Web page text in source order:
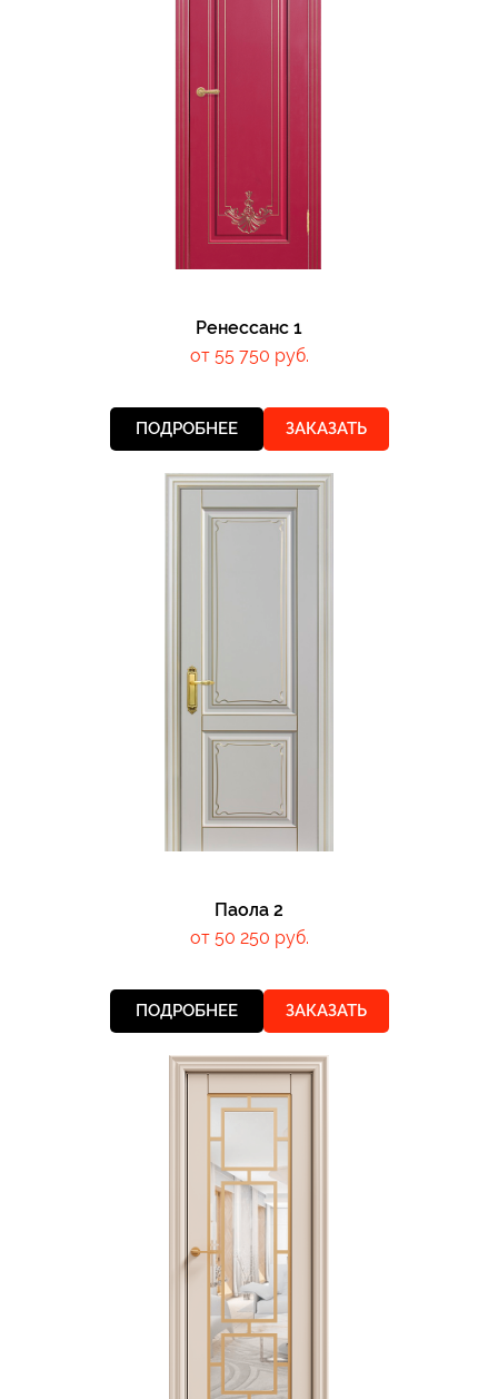
Ренессанс 1
от 55 750 руб.
ПОДРОБНЕЕ ЗАКАЗАТЬ
Паола 2
от 50 250 руб.
ПОДРОБНЕЕ ЗАКАЗАТЬ